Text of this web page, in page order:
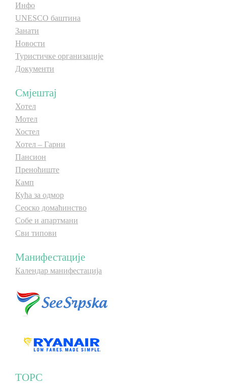
Инфо
UNESCO баштина
Занати
Новости
Туристичке организације
Документи
Смјештај
Хотел
Мотел
Хостел
Хотел – Гарни
Пансион
Преноћиште
Камп
Кућа за одмор
Сеоско домаћинство
Собе и апартмани
Сви типови
Манифестације
Календар манифестација
ТОРС